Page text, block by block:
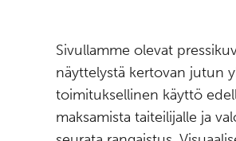
Sivullamme olevat
näyttelystä kertovan jutun
toimituksellinen käyttö
maksamista taiteilijalle ja